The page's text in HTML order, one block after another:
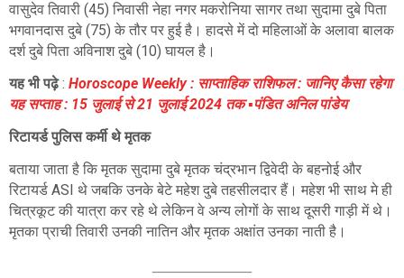
वासुदेव तिवारी (45) निवासी नेहा नगर मकरोनिया सागर तथा सुदामा दुबे पिता
भगवानदास दुबे (75) के तौर पर हुई है। हादसे में दो महिलाओं के अलावा बालक
दर्श दुबे पिता अविनाश दुबे (10) घायल है।
यह भी पढ़े: Horoscope Weekly : साप्ताहिक राशिफल : जानिए कैसा रहेगा
यह सप्ताह : 15 जुलाई से 21 जुलाई 2024 तक ▪️पंडित अनिल पांडेय
रिटायर्ड पुलिस कर्मी थे मृतक
बताया जाता है कि मृतक सुदामा दुबे मृतक चंद्रभान द्विवेदी के बहनोई और
रिटायर्ड ASI थे जबकि उनके बेटे महेश दुबे तहसीलदार हैं। महेश भी साथ मे ही
चित्रकूट की यात्रा कर रहे थे लेकिन वे अन्य लोगों के साथ दूसरी गाड़ी में थे।
मृतका प्राची तिवारी उनकी नातिन और मृतक अक्षांत उनका नाती है।